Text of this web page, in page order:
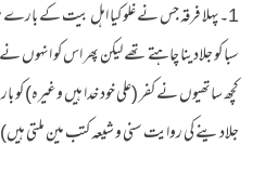
1۔پہلا فرقہ جس نے غلو کیا اہل بیت کے بارے
سبا کو جلادینا چاہتے تھے لیکن پھر اس کو
کچھ ساتھیوں نے کفر (علی خود خدا ہیں وغیرہ) کو بار
جلادینے کی روایت سنی و شیعہ کتب مین ملتی ہیں)